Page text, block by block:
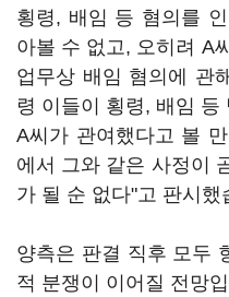
횡령, 배임 등 혐의를
아볼 수 없고, 오히려 A
업무상 배임 혐의에 관
령 이들이 횡령, 배임
A씨가 관여했다고 볼
에서 그와 같은 사정이
가 될 순 없다"고 판시했
양측은 판결 직후 모두
적 분쟁이 이어질 전망